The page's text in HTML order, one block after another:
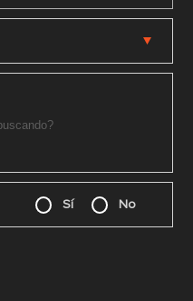
Sí No